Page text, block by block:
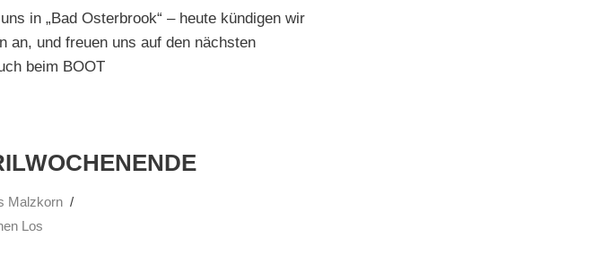
in „Bad Osterbrook“ – heute kündigen wir
an, und freuen uns auf den nächsten
beim BOOT
Malzkorn
Los